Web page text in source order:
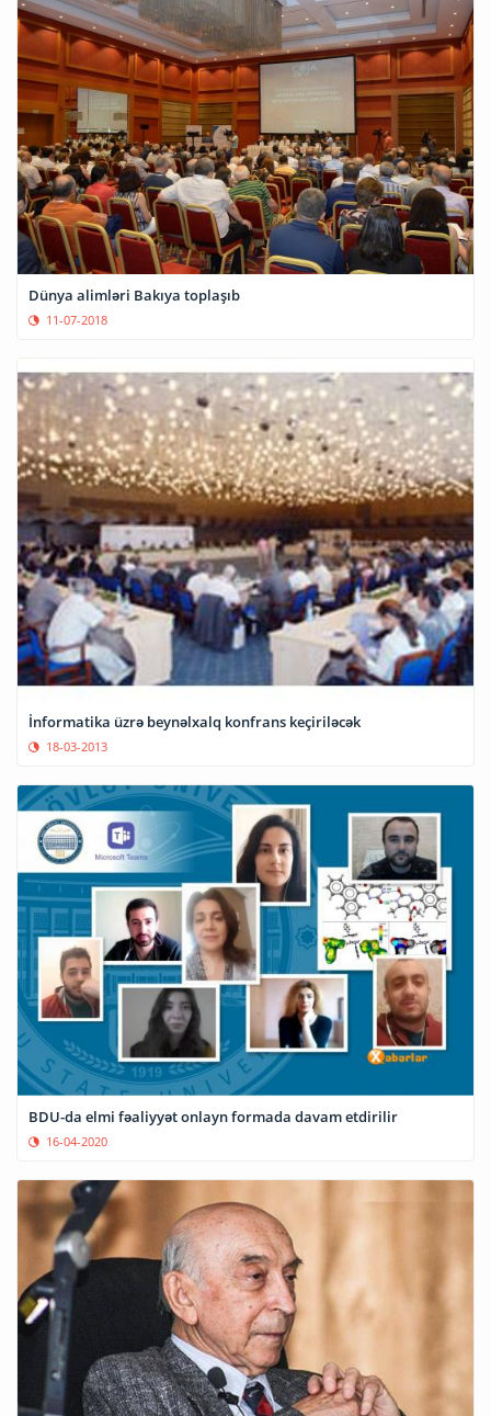
Dünya alimləri Bakıya toplaşıb
11-07-2018
İnformatika üzrə beynəlxalq konfrans keçiriləcək
18-03-2013
BDU-da elmi fəaliyyət onlayn formada davam etdirilir
16-04-2020